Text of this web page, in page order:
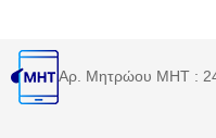
Αρ. Μητρώου MHT :